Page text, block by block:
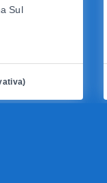
Sul
)